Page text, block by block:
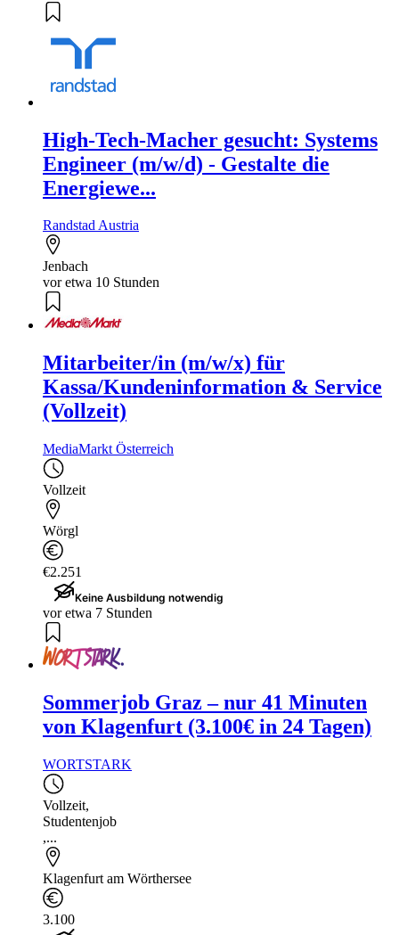
High-Tech-Macher gesucht: Systems
Engineer (m/w/d) - Gestalte die
Energiewe...
Randstad Austria
Jenbach
vor etwa 10 Stunden
Mitarbeiter/in (m/w/x) für
Kassa/Kundeninformation & Service
(Vollzeit)
MediaMarkt Österreich
Vollzeit
Wörgl
€2.251
Keine Ausbildung notwendig
vor etwa 7 Stunden
Sommerjob Graz – nur 41 Minuten
von Klagenfurt (3.100€ in 24 Tagen)
WORTSTARK
Vollzeit,
Studentenjob
,...
Klagenfurt am Wörthersee
3.100